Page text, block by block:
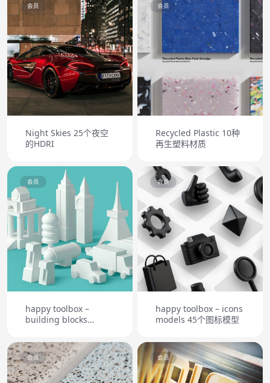
会员
Night Skies 25个夜空
的HDRI
会员
Recycled Plastic 10种
再生塑料材质
会员
happy toolbox –
building blocks
会员
happy toolbox – icons
models 45个图标模型
会员 会员